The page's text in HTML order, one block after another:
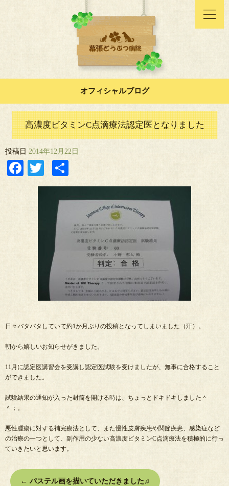
オフィシャルブログ
高濃度ビタミンC点滴療法認定医となりました
投稿日 2014年12月22日
Facebook
Twitter
有
日々バタバタしていて約1か月ぶりの投稿となってしまいました（汗）。
朝から嬉しいお知らせがきました。
11月に認定医講習会を受講し認定医試験を受けましたが、無事に合格すること
ができました。
試験結果の通知が入った封筒を開ける時は、ちょっとドキドキしました＾
＾；。
悪性腫瘍に対する補完療法として、また慢性皮膚疾患や関節疾患、感染症など
の治療の一つとして、副作用の少ない高濃度ビタミンC点滴療法を積極的に行っ
ていきたいと思います。
← パステル画を描いていただきました♫